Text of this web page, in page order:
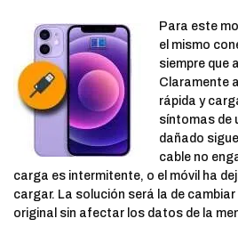
Para este
el mismo
siempre que
Claramente
rápida y
síntomas de
dañado
cable no
carga es intermitente, o el móvil ha
cargar. La solución será la de
original sin afectar los datos de la